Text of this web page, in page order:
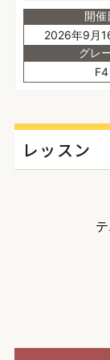
開催
2026年9月
グレ
F4
レッスン